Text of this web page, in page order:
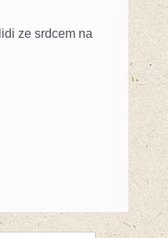
ze srdcem na